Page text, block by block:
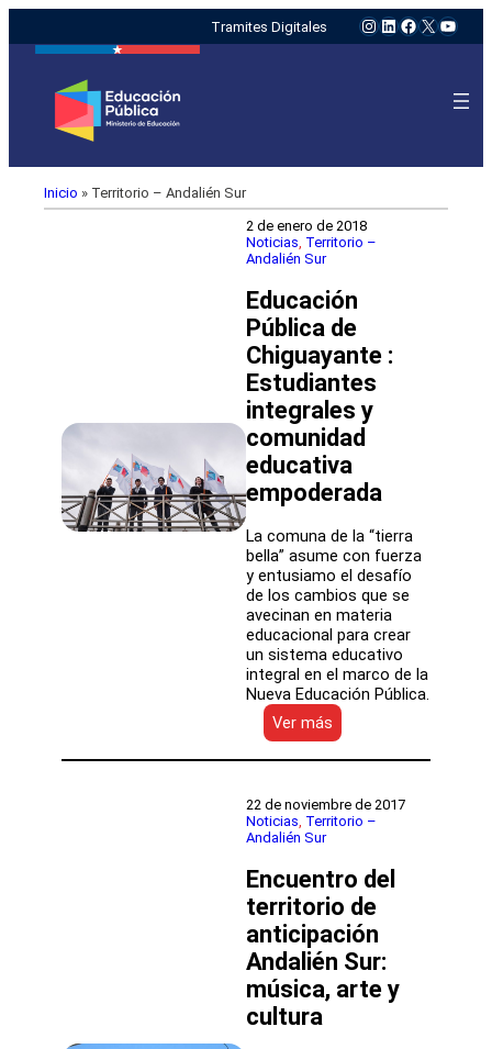
Tramites Digitales Instagram
LinkedIn
Facebook
X
Inicio » Territorio – Andalién Sur
2 de enero de 2018
Noticias Territorio –
Andalién Sur
Educación
Pública de
Chiguayante :
Estudiantes
integrales y
comunidad
educativa
empoderada
La comuna de la “tierra
bella” asume con fuerza
y entusiamo el desafío
de los cambios que se
avecinan en materia
educacional para crear
un sistema educativo
integral en el marco de la
Nueva Educación Pública.
Ver más
Educación
Pública
Chiguayante
:
y
comunidad
educativa
empoderada
22 de noviembre de 2017
Noticias, Territorio –
Andalién Sur
Encuentro del
territorio de
anticipación
Andalién Sur:
música, arte y
cultura